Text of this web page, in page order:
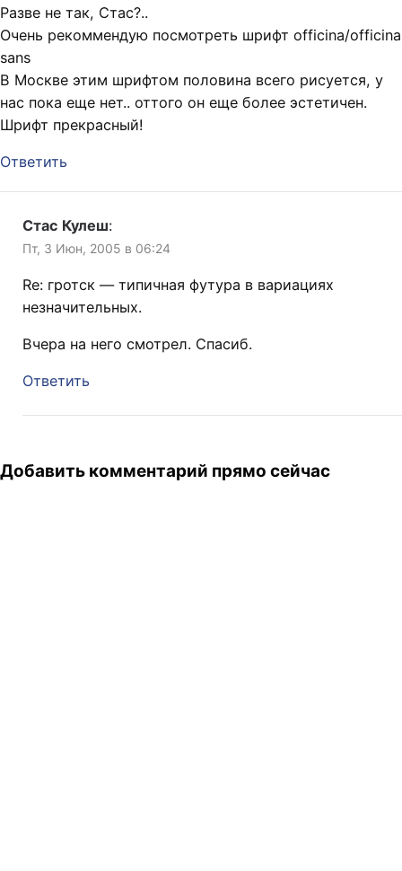
Разве не так, Стас?..
Очень рекоммендую посмотреть шрифт officina/officina
sans
В Москве этим шрифтом половина всего рисуется, у
нас пока еще нет.. оттого он еще более эстетичен.
Шрифт прекрасный!
Ответить
Стас Кулеш:
Пт, 3 Июн, 2005 в 06:24
Re: гротск — типичная футура в вариациях
незначительных.
Вчера на него смотрел. Спасиб.
Ответить
Добавить комментарий прямо сейчас